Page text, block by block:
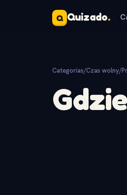
Q Quizado.
Categorias/Czas wolny/